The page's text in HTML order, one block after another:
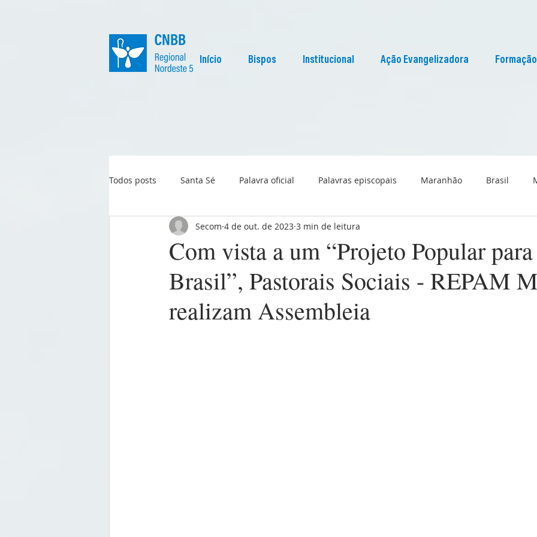
Início Bispos Institucional Ação Evangelizadora Formação
Todos posts Santa Sé Palavra oficial Palavras episcopais Maranhão Brasil
Igreja no Mundo Liturgia Pascom Maranhão
Com vista a um “Projeto Popular
Brasil”, Pastorais Sociais - REPAM
realizam Assembleia
Secom 4 de out. de 2023 3 min de leitura